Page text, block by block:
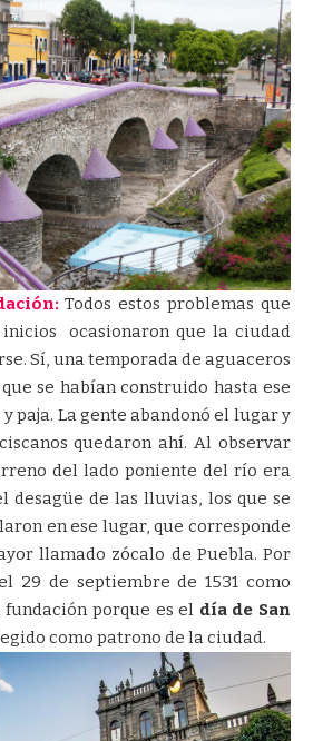
Todos estos problemas que
ocasionaron que la ciudad
Sí, una temporada de aguaceros
se habían construido hasta ese
paja. La gente abandonó el lugar y
quedaron ahí. Al observar
del lado poniente del río era
desagüe de las lluvias, los que se
en ese lugar, que corresponde
llamado zócalo de Puebla. Por
29 de septiembre de 1531 como
fundación porque es el día de San
como patrono de la ciudad.